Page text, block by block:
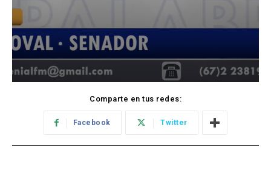
Comparte en tus redes:
Facebook Twitter